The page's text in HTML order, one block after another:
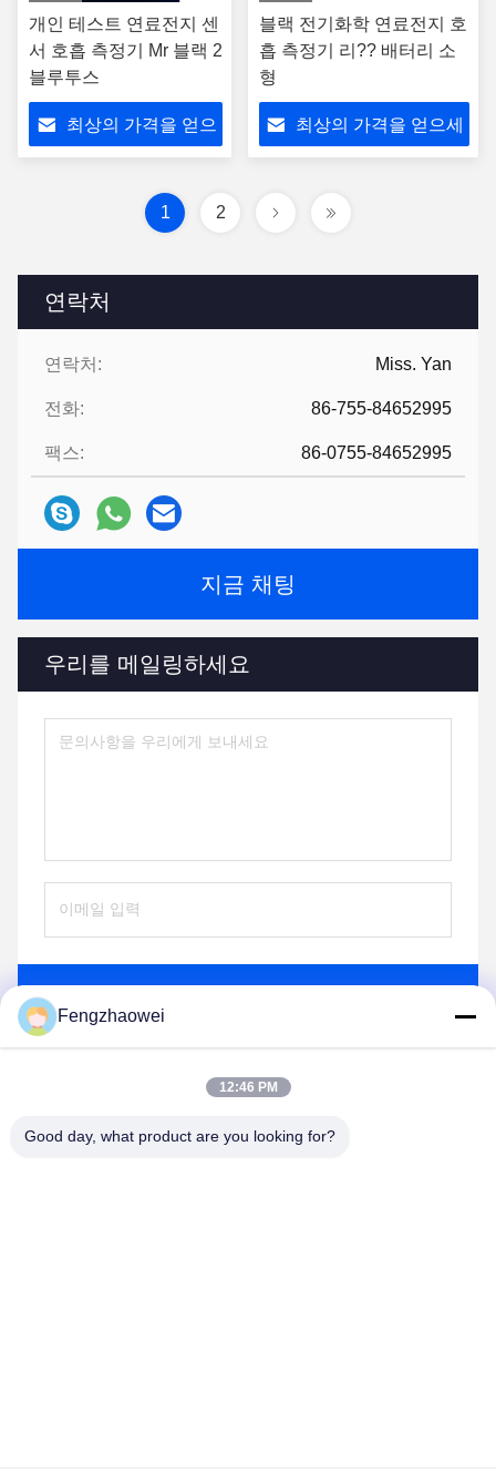
연락처
연락처: Miss. Yan
전화: 86-755-84652995
팩스: 86-0755-84652995
지금 채팅
우리를 메일링하세요
개인 테스트 연료전지 센
서 호흡 측정기 Mr 블랙 2
블루투스
최상의 가격을 얻으
블랙 전기화학 연료전지 호
흡 측정기 리?? 배터리 소
형
최상의 가격을 얻으세
1 2
Fengzhaowei
12:46 PM
Good day, what product are you looking for?